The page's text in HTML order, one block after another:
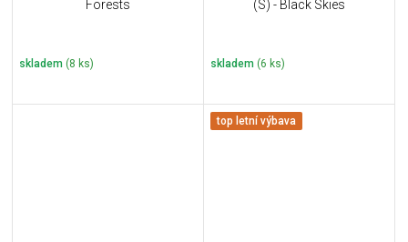
Forests
skladem (8 ks)
(S) - Black Skies
skladem (6 ks)
top letní výbava